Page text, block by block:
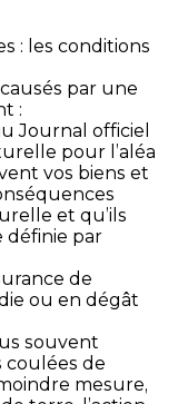
: les conditions
par une
:
Journal officiel
pour l’aléa
vos biens et
et qu’ils
définie par
de
ou en dégât
souvent
coulées de
mesure,